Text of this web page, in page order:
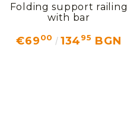
Folding support railing
with bar
€6900 13495 BGN